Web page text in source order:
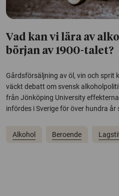
Vad kan vi lära av
början av 1900-talet?
Gårdsförsäljning av öl, vin och sprit
väckt debatt om svensk
från Jönköping University
infördes i Sverige för över hundra år
Alkohol Beroende